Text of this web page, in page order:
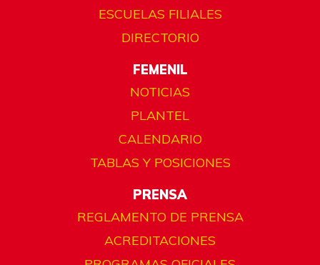
ESCUELAS FILIALES
DIRECTORIO
FEMENIL
NOTICIAS
PLANTEL
CALENDARIO
TABLAS Y POSICIONES
PRENSA
REGLAMENTO DE PRENSA
ACREDITACIONES